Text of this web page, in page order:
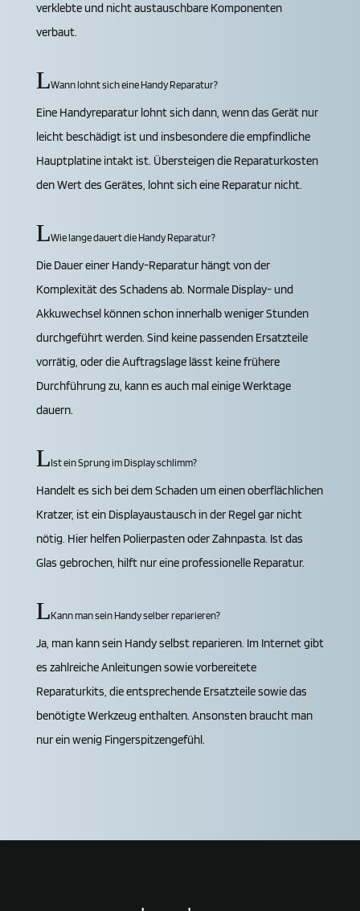
verklebte und nicht austauschbare Komponenten
verbaut.
Wann lohnt sich eine Handy Reparatur?
Eine Handyreparatur lohnt sich dann, wenn das Gerät nur
leicht beschädigt ist und insbesondere die empfindliche
Hauptplatine intakt ist. Übersteigen die Reparaturkosten
den Wert des Gerätes, lohnt sich eine Reparatur nicht.
Wie lange dauert die Handy Reparatur?
Die Dauer einer Handy-Reparatur hängt von der
Komplexität des Schadens ab. Normale Display- und
Akkuwechsel können schon innerhalb weniger Stunden
durchgeführt werden. Sind keine passenden Ersatzteile
vorrätig, oder die Auftragslage lässt keine frühere
Durchführung zu, kann es auch mal einige Werktage
dauern.
Ist ein Sprung im Display schlimm?
Handelt es sich bei dem Schaden um einen oberflächlichen
Kratzer, ist ein Displayaustausch in der Regel gar nicht
nötig. Hier helfen Polierpasten oder Zahnpasta. Ist das
Glas gebrochen, hilft nur eine professionelle Reparatur.
Kann man sein Handy selber reparieren?
Ja, man kann sein Handy selbst reparieren. Im Internet gibt
es zahlreiche Anleitungen sowie vorbereitete
Reparaturkits, die entsprechende Ersatzteile sowie das
benötigte Werkzeug enthalten. Ansonsten braucht man
nur ein wenig Fingerspitzengefühl.